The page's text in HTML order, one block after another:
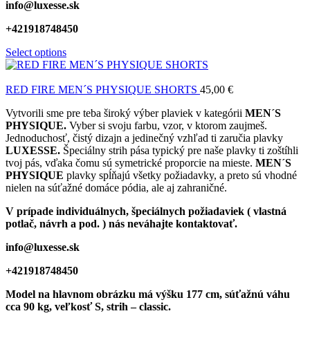
info@luxesse.sk
+421918748450
Select options
RED FIRE MEN´S PHYSIQUE SHORTS 45,00 €
Vytvorili sme pre teba široký výber plaviek v kategórii MEN´S
PHYSIQUE. Vyber si svoju farbu, vzor, v ktorom zaujmeš.
Jednoduchosť, čistý dizajn a jedinečný vzhľad ti zaručia plavky
LUXESSE. Špeciálny strih pása typický pre naše plavky ti zoštíhli
tvoj pás, vďaka čomu sú symetrické proporcie na mieste. MEN´S
PHYSIQUE plavky spĺňajú všetky požiadavky, a preto sú vhodné
nielen na súťažné domáce pódia, ale aj zahraničné.
V prípade individuálnych, špeciálnych požiadaviek ( vlastná
potlač, návrh a pod. ) nás neváhajte kontaktovať.
info@luxesse.sk
+421918748450
Model na hlavnom obrázku má výšku 177 cm, súťažnú váhu
cca 90 kg, veľkosť S, strih – classic.